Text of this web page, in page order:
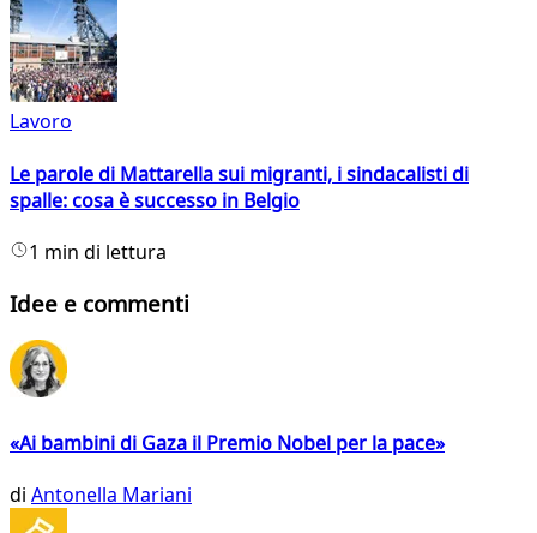
Lavoro
Le parole di Mattarella sui migranti, i sindacalisti di
spalle: cosa è successo in Belgio
1 min di lettura
Idee e commenti
«Ai bambini di Gaza il Premio Nobel per la pace»
di Antonella Mariani